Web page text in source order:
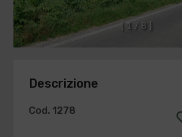
1 / 8
Descrizione
Cod. 1278